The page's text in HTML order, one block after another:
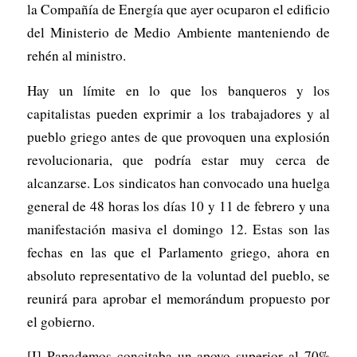
la Compañía de Energía que ayer ocuparon el edificio
del Ministerio de Medio Ambiente manteniendo de
rehén al ministro.
Hay un límite en lo que los banqueros y los
capitalistas pueden exprimir a los trabajadores y al
pueblo griego antes de que provoquen una explosión
revolucionaria, que podría estar muy cerca de
alcanzarse. Los sindicatos han convocado una huelga
general de 48 horas los días 10 y 11 de febrero y una
manifestación masiva el domingo 12. Estas son las
fechas en las que el Parlamento griego, ahora en
absoluto representativo de la voluntad del pueblo, se
reunirá para aprobar el memorándum propuesto por
el gobierno.